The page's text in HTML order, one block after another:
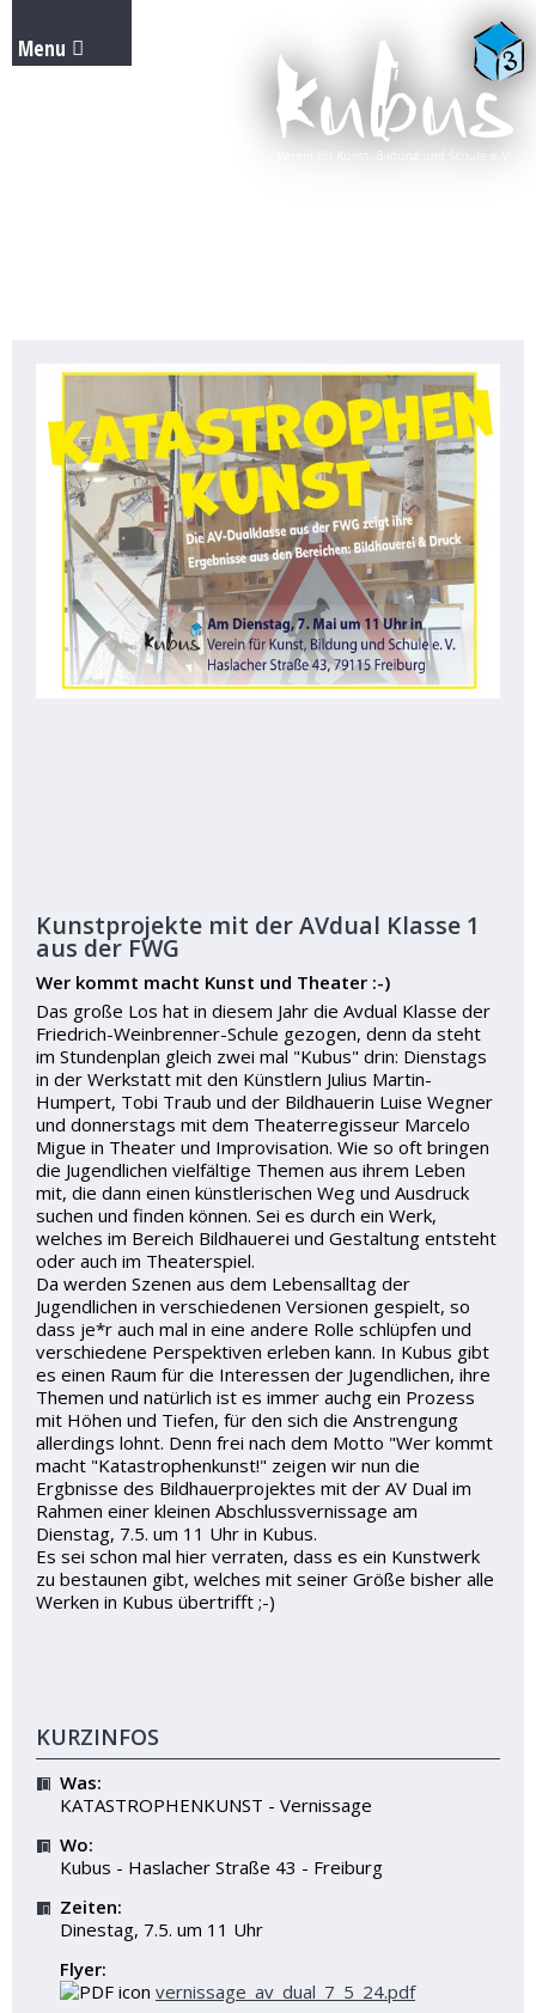
Kunstprojekte mit der AVdual Klasse 1
aus der FWG
Wer kommt macht Kunst und Theater :-)
Das große Los hat in diesem Jahr die Avdual Klasse der
Friedrich-Weinbrenner-Schule gezogen, denn da steht
im Stundenplan gleich zwei mal "Kubus" drin: Dienstags
in der Werkstatt mit den Künstlern Julius Martin-
Humpert, Tobi Traub und der Bildhauerin Luise Wegner
und donnerstags mit dem Theaterregisseur Marcelo
Migue in Theater und Improvisation. Wie so oft bringen
die Jugendlichen vielfältige Themen aus ihrem Leben
mit, die dann einen künstlerischen Weg und Ausdruck
suchen und finden können. Sei es durch ein Werk,
welches im Bereich Bildhauerei und Gestaltung entsteht
oder auch im Theaterspiel.
Da werden Szenen aus dem Lebensalltag der
Jugendlichen in verschiedenen Versionen gespielt, so
dass je*r auch mal in eine andere Rolle schlüpfen und
verschiedene Perspektiven erleben kann. In Kubus gibt
es einen Raum für die Interessen der Jugendlichen, ihre
Themen und natürlich ist es immer auchg ein Prozess
mit Höhen und Tiefen, für den sich die Anstrengung
allerdings lohnt. Denn frei nach dem Motto "Wer kommt
macht "Katastrophenkunst!" zeigen wir nun die
Ergbnisse des Bildhauerprojektes mit der AV Dual im
Rahmen einer kleinen Abschlussvernissage am
Dienstag, 7.5. um 11 Uhr in Kubus.
Es sei schon mal hier verraten, dass es ein Kunstwerk
zu bestaunen gibt, welches mit seiner Größe bisher alle
Werken in Kubus übertrifft ;-)
KURZINFOS
Was:
KATASTROPHENKUNST - Vernissage
Wo:
Kubus - Haslacher Straße 43 - Freiburg
Zeiten:
Dinestag, 7.5. um 11 Uhr
Flyer:
vernissage_av_dual_7_5_24.pdf